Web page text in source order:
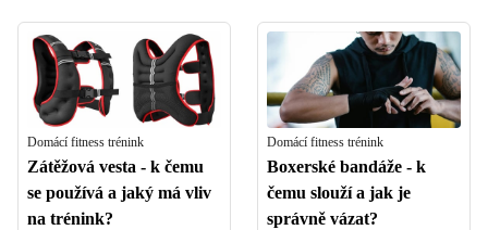
Domácí fitness trénink
Zátěžová vesta - k čemu
se používá a jaký má vliv
na trénink?
Domácí fitness trénink
Boxerské bandáže - k
čemu slouží a jak je
správně vázat?